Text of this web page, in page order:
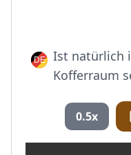
Ist natürlich
Kofferraum
0.5x